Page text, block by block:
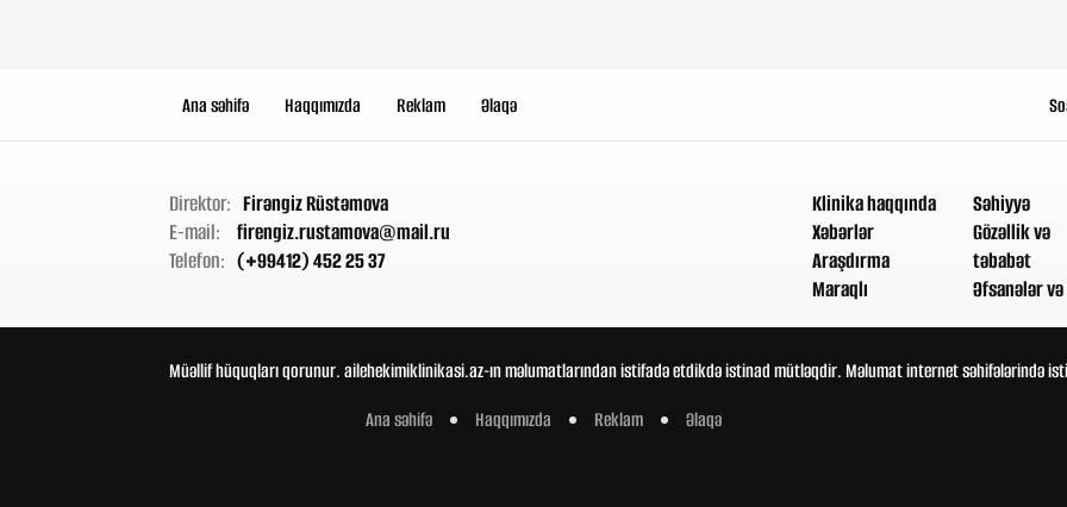
Ana səhifə Haqqımızda Reklam Əlaqə
Direktor: Firəngiz Rüstəmova
E-mail:
firengiz.rustamova@mail.ru
Telefon: (+99412) 452 25 37
Klinika haqqında
Xəbərlər
Araşdırma
Maraqlı
Səhiyyə
Gözəllik və
təbabət
Əfsanələr
Müəllif hüquqları qorunur. ailehekimiklinikasi.az-ın məlumatlarından istifadə etdikdə istinad mütləqdir. Məlumat internet səhifələrində
Ana səhifə
Haqqımızda Reklam Əlaqə